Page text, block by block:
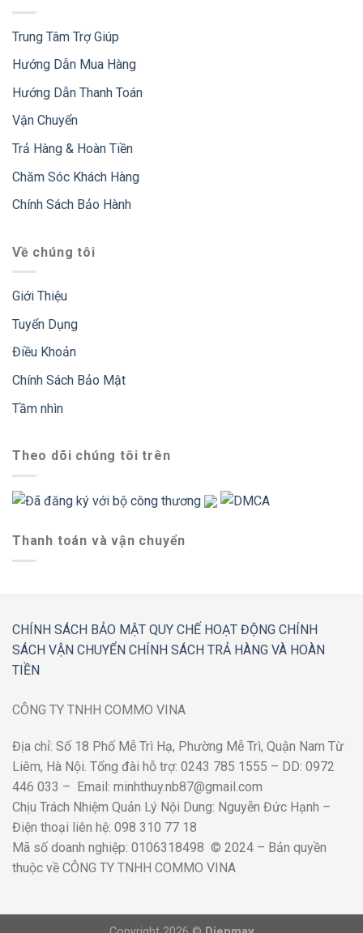
Trung Tâm Trợ Giúp
Hướng Dẫn Mua Hàng
Hướng Dẫn Thanh Toán
Vận Chuyển
Trả Hàng & Hoàn Tiền
Chăm Sóc Khách Hàng
Chính Sách Bảo Hành
Về chúng tôi
Giới Thiệu
Tuyển Dụng
Điều Khoản
Chính Sách Bảo Mật
Tầm nhìn
Theo dõi chúng tôi trên
Thanh toán và vận chuyển
CHÍNH SÁCH BẢO MẬT QUY CHẾ HOẠT ĐỘNG CHÍNH
SÁCH VẬN CHUYỂN CHÍNH SÁCH TRẢ HÀNG VÀ HOÀN
TIỀN
CÔNG TY TNHH COMMO VINA
Địa chỉ: Số 18 Phố Mễ Trì Hạ, Phường Mễ Trì, Quận Nam Từ
Liêm, Hà Nội. Tổng đài hỗ trợ: 0243 785 1555 – DD: 0972
446 033 – Email: minhthuy.nb87@gmail.com
Chịu Trách Nhiệm Quản Lý Nội Dung: Nguyễn Đức Hạnh –
Điện thoại liên hệ: 098 310 77 18
Mã số doanh nghiệp: 0106318498 © 2024 – Bản quyền
thuộc về CÔNG TY TNHH COMMO VINA